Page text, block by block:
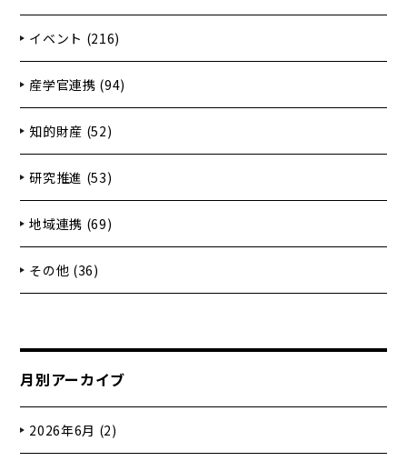
イベント (216)
産学官連携 (94)
知的財産 (52)
研究推進 (53)
地域連携 (69)
その他 (36)
月別アーカイブ
2026年6月 (2)